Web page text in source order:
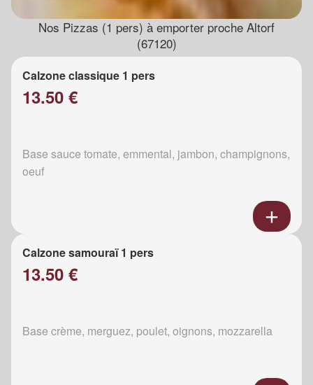
Nos Pizzas (1 pers) à emporter proche Altorf
(67120)
Calzone classique 1 pers
13.50 €
Base sauce tomate, emmental, jambon, champignons,
oeuf
Calzone samouraï 1 pers
13.50 €
Base crème, merguez, poulet, oignons, mozzarella